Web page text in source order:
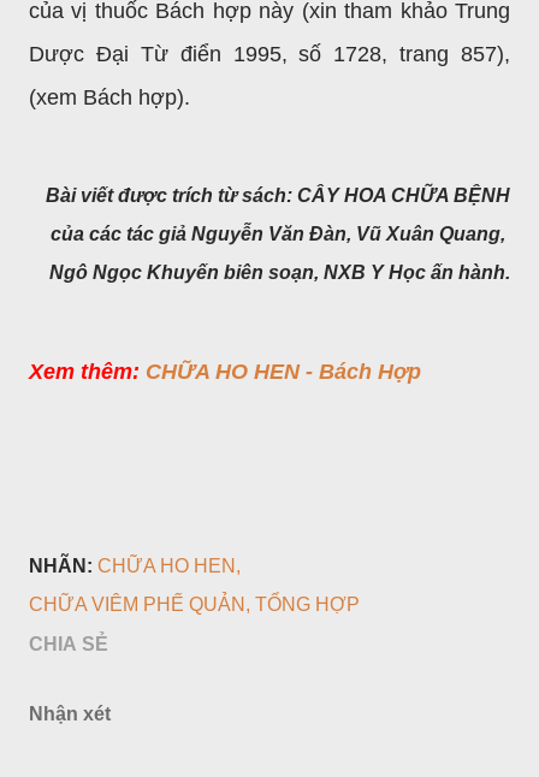
của vị thuốc Bách hợp này (xin tham khảo Trung
Dược Đại Từ điển 1995, số 1728, trang 857),
(xem Bách hợp).
Bài viết được trích từ sách: CÂY HOA CHỮA BỆNH
của các tác giả Nguyễn Văn Đàn, Vũ Xuân Quang,
Ngô Ngọc Khuyến biên soạn, NXB Y Học ấn hành.
Xem thêm: CHỮA HO HEN - Bách Hợp
NHÃN: CHỮA HO HEN
CHỮA VIÊM PHẾ QUẢN
TỔNG HỢP
CHIA SẺ
Nhận xét